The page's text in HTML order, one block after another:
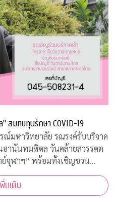
สมทบทุนรักษา COVID-19
มหาวิทยาลัย รณรงค์รับบริจาค
อานันทมหิดล วันคล้ายสวรรคต
จุฬาฯ” พร้อมทั้งเชิญชวน
ายได้สมทบทุนโครงการป้องกัน
มเติม